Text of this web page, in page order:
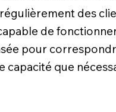
des
de
pour
capacité que